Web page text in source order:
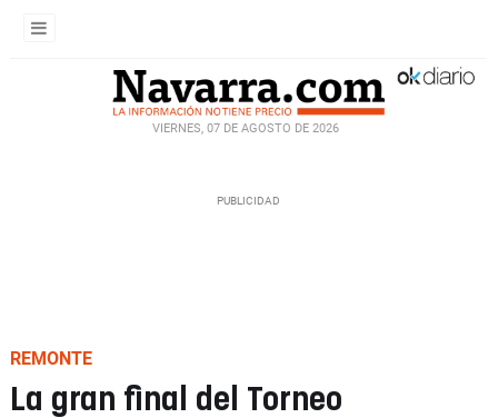
VIERNES, 07 DE AGOSTO DE 2026
REMONTE
La gran final del Torneo